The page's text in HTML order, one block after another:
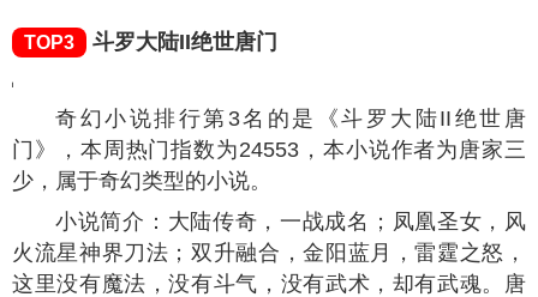
TOP3 斗罗大陆II绝世唐门
奇幻小说排行第3名的是《斗罗大陆II绝世唐
门》，本周热门指数为24553 ，本小说作者为唐家三
少，属于奇幻类型的小说。
小说简介：大陆传奇，一战成名；凤凰圣女，风
火流星神界刀法；双升融合，金阳蓝月，雷霆之怒，
这里没有魔法，没有斗气，没有武术，却有武魂。唐